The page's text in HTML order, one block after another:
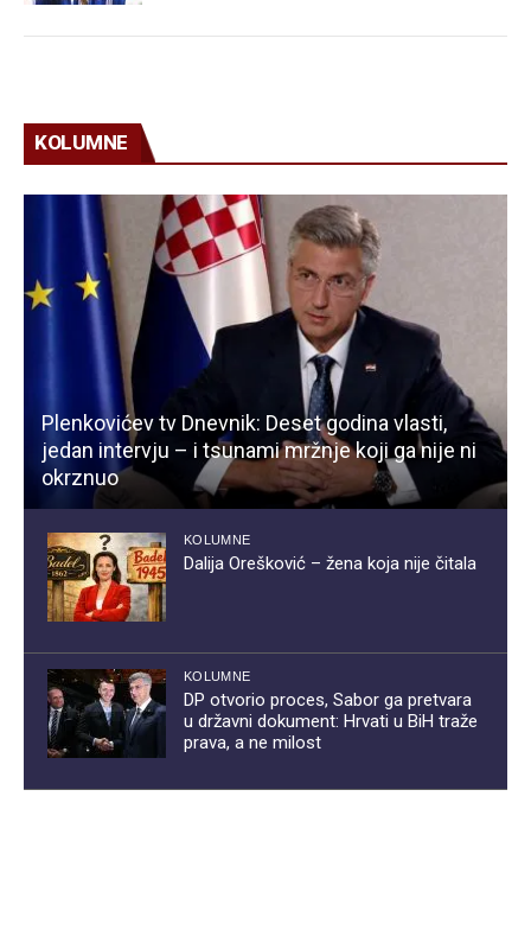
KOLUMNE
Plenkovićev tv Dnevnik: Deset godina vlasti,
jedan intervju – i tsunami mržnje koji ga nije ni
okrznuo
KOLUMNE
Dalija Orešković – žena koja nije čitala
KOLUMNE
DP otvorio proces, Sabor ga pretvara
u državni dokument: Hrvati u BiH traže
prava, a ne milost